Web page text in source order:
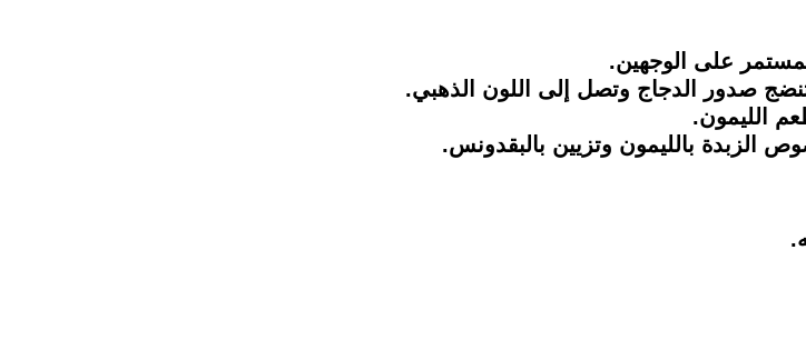
على الوجهين.
صدور الدجاج وتصل إلى اللون الذهبي.
الليمون.
الزبدة بالليمون وتزيين بالبقدونس.